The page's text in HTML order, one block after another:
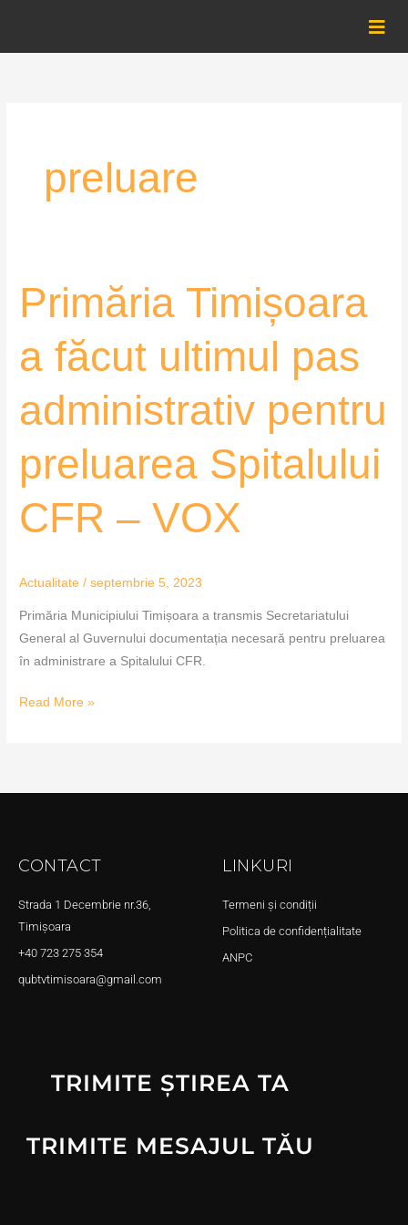
content
preluare
Primăria Timișoara
a făcut ultimul pas
administrativ pentru
preluarea Spitalului
CFR – VOX
Actualitate /septembrie 5, 2023
Primăria Municipiului Timișoara a transmis Secretariatului
General al Guvernului documentația necesară pentru preluarea
în administrare a Spitalului CFR.
Primăria
Timișoara
făcut
pas
administrativ
preluarea
Spitalului
CFR
Read More »
CONTACT
Strada 1 Decembrie nr.36,
Timișoara
+40 723 275 354
qubtvtimisoara@gmail.com
LINKURI
Termeni și condiții
Politica de confidențialitate
ANPC
TRIMITE ȘTIREA TA
TRIMITE MESAJUL TĂU